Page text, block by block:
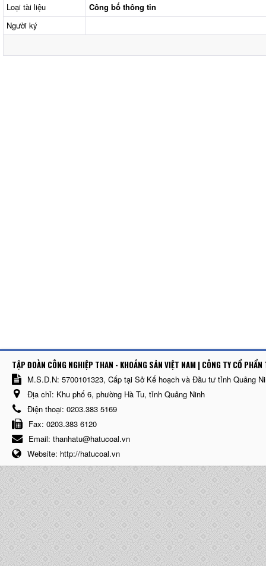
Loại tài liệu
Công bố thông tin
Người ký
TẬP ĐOÀN CÔNG NGHIỆP THAN - KHOÁNG SẢN VIỆT NAM | CÔNG TY CỔ
M.S.D.N: 5700101323, Cấp tại Sở Kế hoạch và Đầu tư tỉnh Quảng
Địa chỉ: Khu phố 6, phường Hà Tu, tỉnh Quảng Ninh
Điện thoại: 0203.383 5169
Fax: 0203.383 6120
Email: thanhatu@hatucoal.vn
Website: http://hatucoal.vn